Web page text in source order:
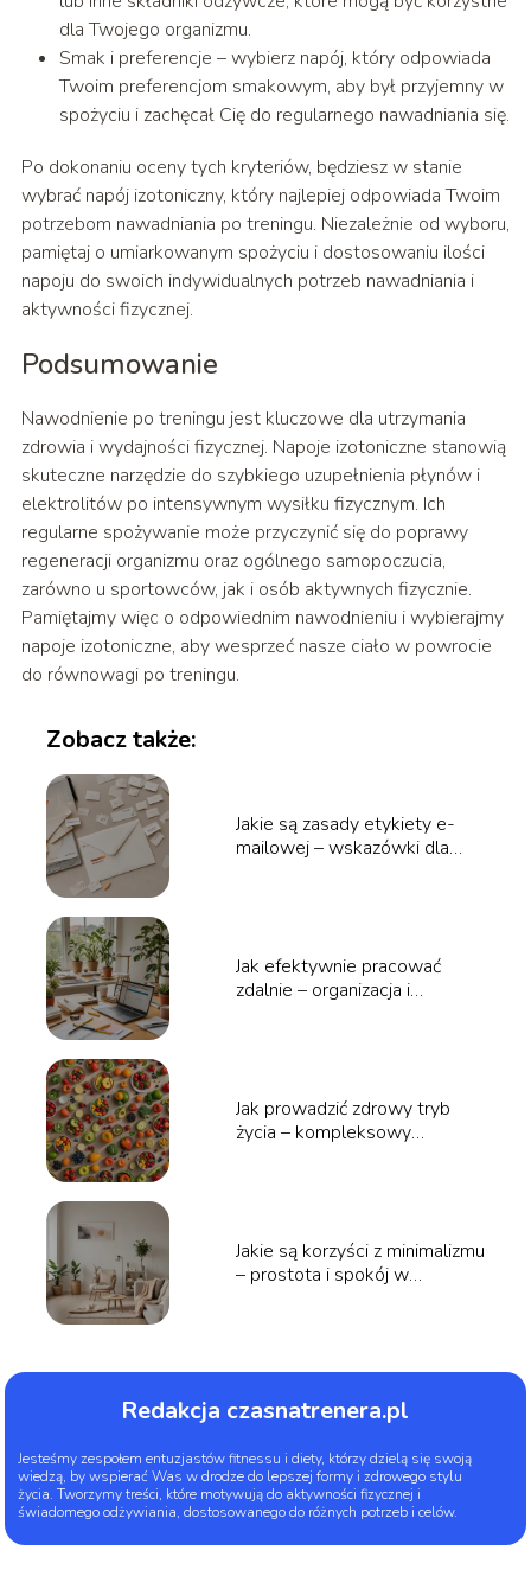
dla Twojego organizmu.
Smak i preferencje – wybierz napój, który odpowiada
Twoim preferencjom smakowym, aby był przyjemny w
spożyciu i zachęcał Cię do regularnego nawadniania się.
Po dokonaniu oceny tych kryteriów, będziesz w stanie
wybrać napój izotoniczny, który najlepiej odpowiada Twoim
potrzebom nawadniania po treningu. Niezależnie od wyboru,
pamiętaj o umiarkowanym spożyciu i dostosowaniu ilości
napoju do swoich indywidualnych potrzeb nawadniania i
aktywności fizycznej.
Podsumowanie
Nawodnienie po treningu jest kluczowe dla utrzymania
zdrowia i wydajności fizycznej. Napoje izotoniczne stanowią
skuteczne narzędzie do szybkiego uzupełnienia płynów i
elektrolitów po intensywnym wysiłku fizycznym. Ich
regularne spożywanie może przyczynić się do poprawy
regeneracji organizmu oraz ogólnego samopoczucia,
zarówno u sportowców, jak i osób aktywnych fizycznie.
Pamiętajmy więc o odpowiednim nawodnieniu i wybierajmy
napoje izotoniczne, aby wesprzeć nasze ciało w powrocie
do równowagi po treningu.
Zobacz także:
Jakie są zasady etykiety e-
mailowej – wskazówki dla
Jak efektywnie pracować
zdalnie – organizacja i
Jak prowadzić zdrowy tryb
życia – kompleksowy
Jakie są korzyści z minimalizmu
– prostota i spokój w
Redakcja czasnatrenera.pl
Jesteśmy zespołem entuzjastów fitnessu i diety, którzy dzielą się swoją
wiedzą, by wspierać Was w drodze do lepszej formy i zdrowego stylu
życia. Tworzymy treści, które motywują do aktywności fizycznej i
świadomego odżywiania, dostosowanego do różnych potrzeb i celów.